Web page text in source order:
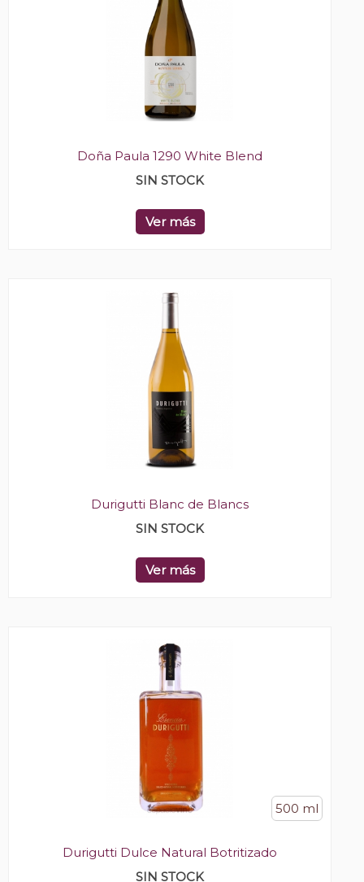
Doña Paula 1290 White Blend
SIN STOCK
Ver más
Durigutti Blanc de Blancs
SIN STOCK
Ver más
500 ml
Durigutti Dulce Natural Botritizado
SIN STOCK